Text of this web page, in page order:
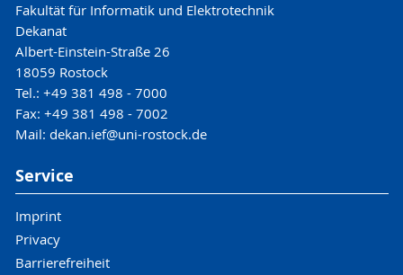
Fakultät für Informatik und Elektrotechnik
Dekanat
Albert-Einstein-Straße 26
18059 Rostock
Tel.: +49 381 498 - 7000
Fax: +49 381 498 - 7002
Mail: dekan.ief@uni-rostock.de
Service
Imprint
Privacy
Barrierefreiheit